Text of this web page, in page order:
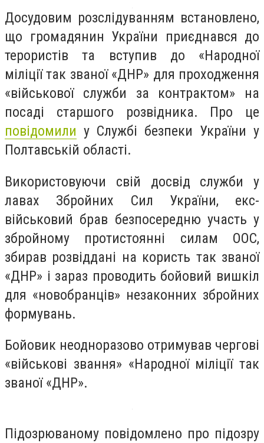
Досудовим розслідуванням встановлено,
що громадянин України приєднався до
терористів та вступив до «Народної
міліції так званої «ДНР» для проходження
«військової служби за контрактом» на
посаді старшого розвідника. Про це
повідомили у Службі безпеки України у
Полтавській області.
Використовуючи свій досвід служби у
лавах Збройних Сил України, екс-
військовий брав безпосередню участь у
збройному протистоянні силам ООС,
збирав розвіддані на користь так званої
«ДНР» і зараз проводить бойовий вишкіл
для «новобранців» незаконних збройних
формувань.
Бойовик неодноразово отримував чергові
«військові звання» «Народної міліції так
званої «ДНР».
Підозрюваному повідомлено про підозру